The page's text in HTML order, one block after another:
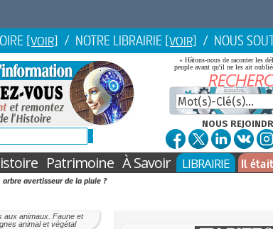
[VOIR] / NOTRE LIBRAIRIE [VOIR] / NOUS
« Hâtons-nous de raconter les
peuple avant qu'il ne les ait
NOUS
Patrimoine À Savoir LIBRAIRIE Il
avertisseur de la pluie ?
aux animaux. Faune et
animal et végétal